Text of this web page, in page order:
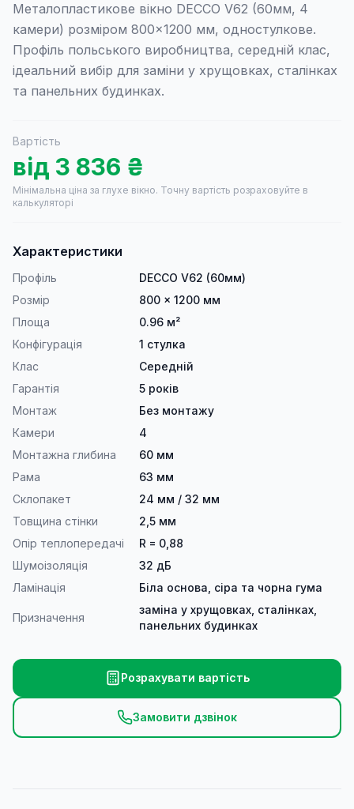
Металопластикове вікно DECCO V62 (60мм, 4
камери) розміром 800×1200 мм, одностулкове.
Профіль польського виробництва, середній клас,
ідеальний вибір для заміни у хрущовках, сталінках
та панельних будинках.
Вартість
від 3 836 ₴
Мінімальна ціна за глухе вікно. Точну вартість розраховуйте в
калькуляторі
Характеристики
Профіль
DECCO V62 (60мм)
Розмір
800 × 1200 мм
Площа
0.96 м²
Конфігурація
1 стулка
Клас
Середній
Гарантія
5 років
Монтаж
Без монтажу
Камери
4
Монтажна глибина
60 мм
Рама
63 мм
Склопакет
24 мм / 32 мм
Товщина стінки
2,5 мм
Опір теплопередачі
R = 0,88
Шумоізоляція
32 дБ
Ламінація
Біла основа, сіра та чорна гума
Призначення
заміна у хрущовках, сталінках,
панельних будинках
Розрахувати вартість
Замовити дзвінок